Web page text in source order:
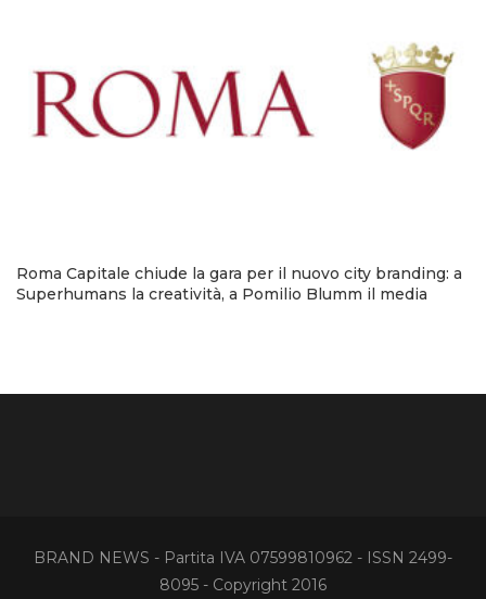
Roma Capitale chiude la gara per il nuovo city branding: a
Superhumans la creatività, a Pomilio Blumm il media
BRAND NEWS - Partita IVA 07599810962 - ISSN 2499-
8095 - Copyright 2016